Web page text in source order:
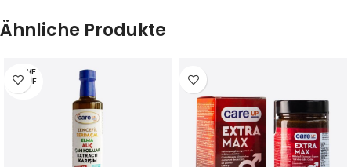
Ähnliche Produkte
AUSVE
RKAUF
T